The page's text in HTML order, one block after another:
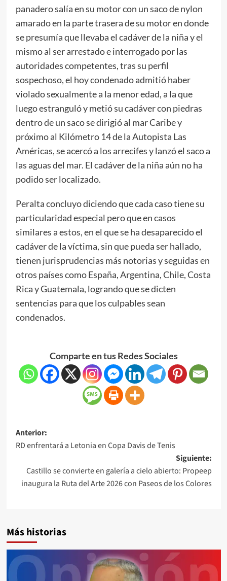
panadero salía en su motor con un saco de nylon
amarado en la parte trasera de su motor en donde
se presumía que llevaba el cadáver de la niña y el
mismo al ser arrestado e interrogado por las
autoridades competentes, tras su perfil
sospechoso, el hoy condenado admitió haber
violado sexualmente a la menor edad, a la que
luego estranguló y metió su cadáver con piedras
dentro de un saco se dirigió al mar Caribe y
próximo al Kilómetro 14 de la Autopista Las
Américas, se acercó a los arrecifes y lanzó el saco a
las aguas del mar. El cadáver de la niña aún no ha
podido ser localizado.
Peralta concluyo diciendo que cada caso tiene su
particularidad especial pero que en casos
similares a estos, en el que se ha desaparecido el
cadáver de la víctima, sin que pueda ser hallado,
tienen jurisprudencias más notorias y seguidas en
otros países como España, Argentina, Chile, Costa
Rica y Guatemala, logrando que se dicten
sentencias para que los culpables sean
condenados.
Comparte en tus Redes Sociales
Anterior:
RD enfrentará a Letonia en Copa Davis de Tenis
Siguiente:
Castillo se convierte en galería a cielo abierto: Propeep
inaugura la Ruta del Arte 2026 con Paseos de los Colores
Más historias